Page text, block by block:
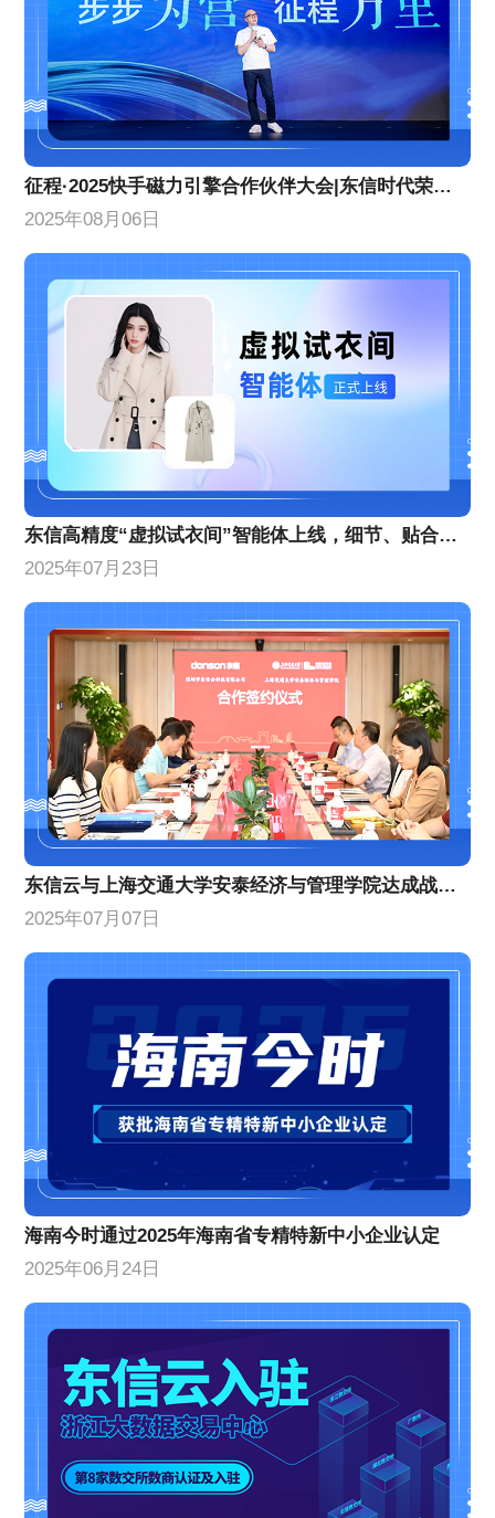
征程·2025快手磁力引擎合作伙伴大会|东信时代荣获两项年度荣誉
2025年08月06日
东信高精度“虚拟试衣间”智能体上线，细节、贴合度等AI换衣技术能力创新升级
2025年07月23日
东信云与上海交通大学安泰经济与管理学院达成战略合作
2025年07月07日
海南今时通过2025年海南省专精特新中小企业认定
2025年06月24日